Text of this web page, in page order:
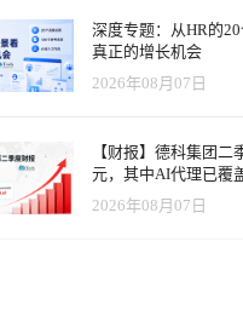
集体接受自由职业。2022 年，
人士成为自由职业者。网红内
业者。我们的调查估计，23%
的未来做好了准备。这就是为
自由职业者的最佳日子即将到来。 关于
深度专题：从HR的
真正的增长机会
2026年08月07日
【财报】德科集团二
元，其中AI代理已覆
务进入运营重构阶段
2026年08月07日